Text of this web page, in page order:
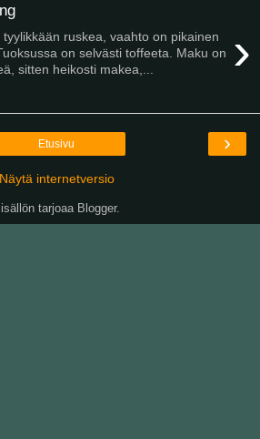
›
tyylikkään ruskea, vaahto on pikainen
on selvästi toffeeta. Maku on
sitten heikosti makea,...
›
Etusivu
Näytä internetversio
tarjoaa Blogger.